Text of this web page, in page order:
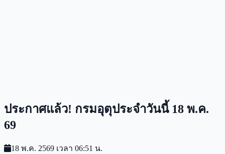
ประกาศแล้ว! กรมอุตุประจำวันนี้ 18 พ.ค.
69
18 พ.ค. 2569 เวลา 06:51 น.